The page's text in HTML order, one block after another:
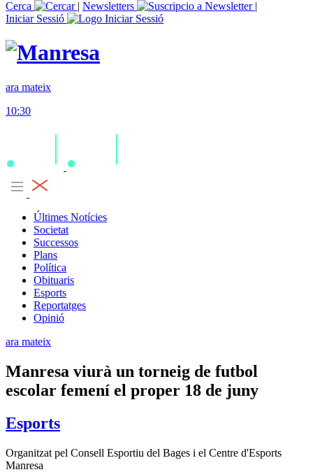
Cerca
| Newsletters
|
Iniciar Sessió
ara mateix
10:30
Últimes Notícies
Societat
Successos
Plans
Política
Obituaris
Esports
Reportatges
Opinió
ara mateix
Manresa viurà un torneig de futbol
escolar femení el proper 18 de juny
Esports
Organitzat pel Consell Esportiu del Bages i el Centre d'Esports
Manresa